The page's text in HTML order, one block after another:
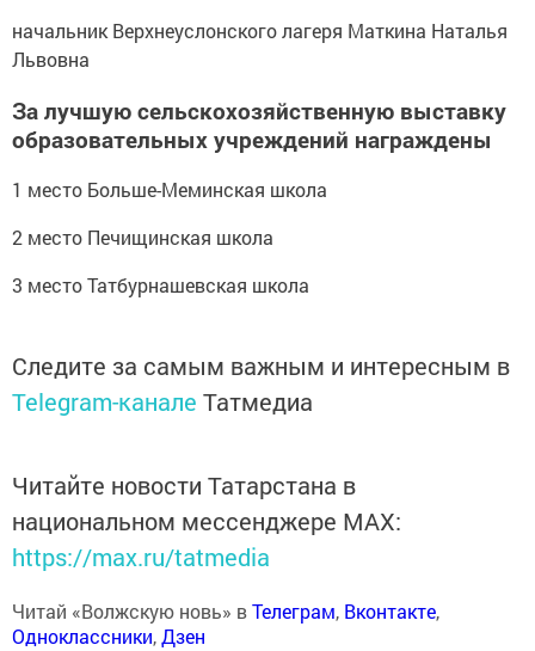
начальник Верхнеуслонского лагеря Маткина Наталья
Львовна
За лучшую сельскохозяйственную выставку
образовательных учреждений награждены
1 место Больше-Меминская школа
2 место Печищинская школа
3 место Татбурнашевская школа
Следите за самым важным и интересным в
Telegram-канале Татмедиа
Читайте новости Татарстана в
национальном мессенджере MАХ:
https://max.ru/tatmedia
Читай «Волжскую новь» вТелеграм, Вконтакте,
Одноклассники,Дзен